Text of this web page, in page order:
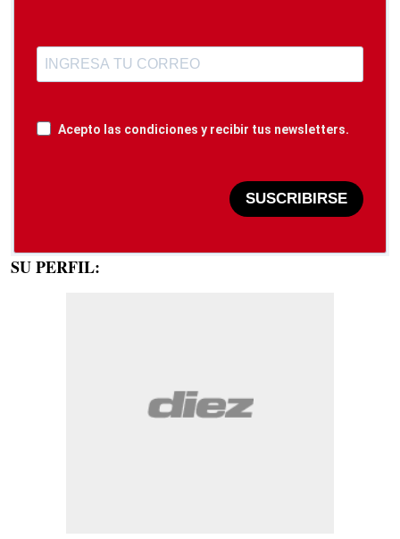
Acepto las condiciones y recibir tus newsletters.
SUSCRIBIRSE
SU PERFIL: